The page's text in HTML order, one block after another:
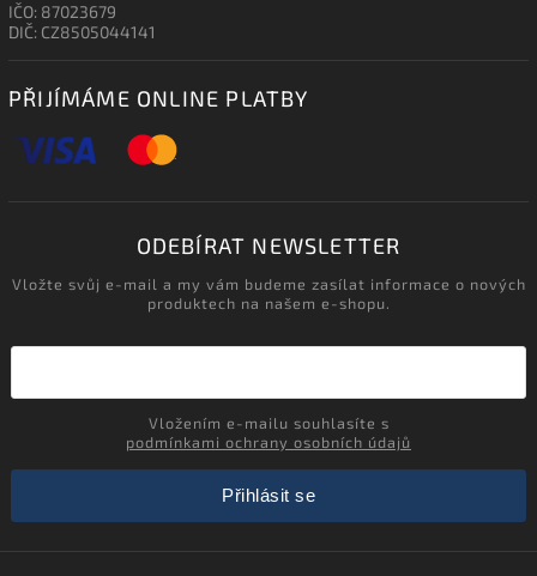
IČO: 87023679
DIČ: CZ8505044141
PŘIJÍMÁME ONLINE PLATBY
ODEBÍRAT NEWSLETTER
Vložte svůj e-mail a my vám budeme zasílat informace o nových
produktech na našem e-shopu.
podmínkami ochrany osobních údajů
Přihlásit se